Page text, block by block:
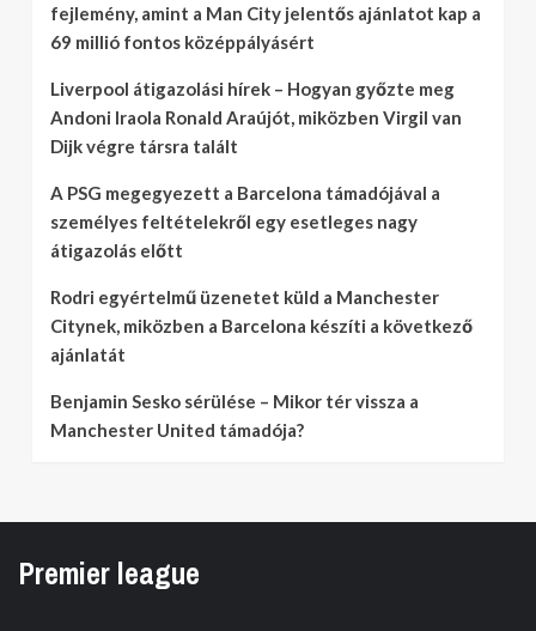
fejlemény, amint a Man City jelentős ajánlatot kap a
69 millió fontos középpályásért
Liverpool átigazolási hírek – Hogyan győzte meg
Andoni Iraola Ronald Araújót, miközben Virgil van
Dijk végre társra talált
A PSG megegyezett a Barcelona támadójával a
személyes feltételekről egy esetleges nagy
átigazolás előtt
Rodri egyértelmű üzenetet küld a Manchester
Citynek, miközben a Barcelona készíti a következő
ajánlatát
Benjamin Sesko sérülése – Mikor tér vissza a
Manchester United támadója?
Premier league